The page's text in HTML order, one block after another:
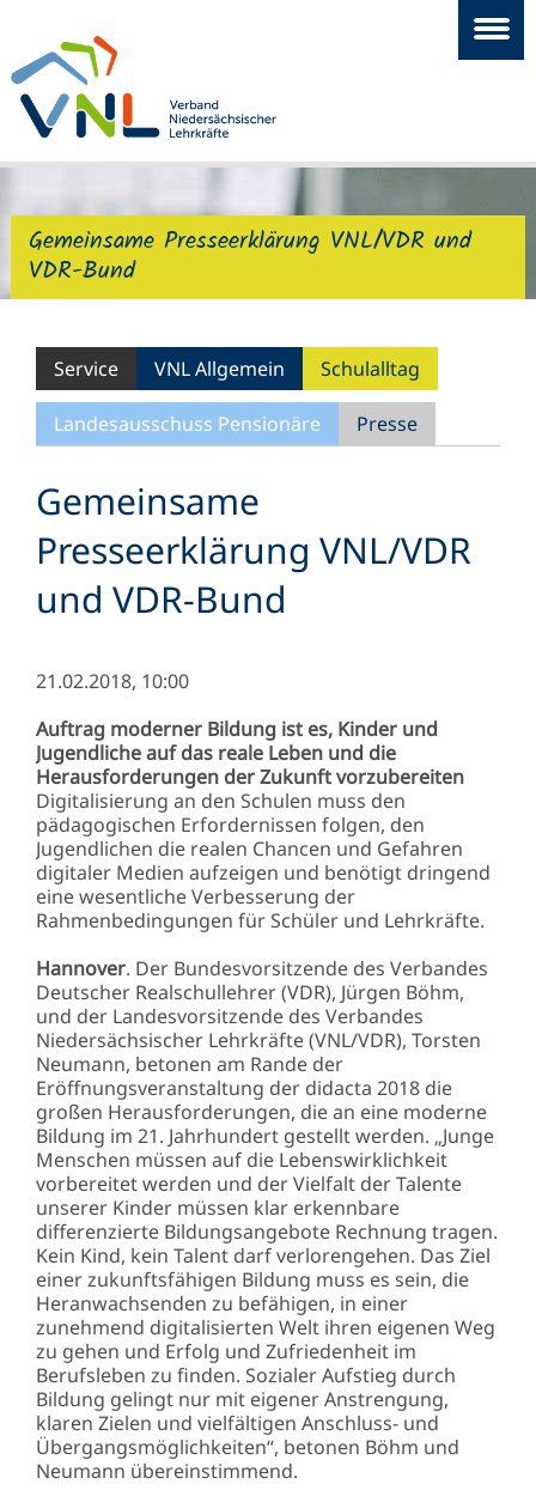
Gemeinsame Presseerklärung VNL/VDR und
VDR-Bund
Service VNL Allgemein Schulalltag
Landesausschuss Pensionäre Presse
Gemeinsame
Presseerklärung VNL/VDR
und VDR-Bund
21.02.2018, 10:00
Auftrag moderner Bildung ist es, Kinder und
Jugendliche auf das reale Leben und die
Herausforderungen der Zukunft vorzubereiten
Digitalisierung an den Schulen muss den
pädagogischen Erfordernissen folgen, den
Jugendlichen die realen Chancen und Gefahren
digitaler Medien aufzeigen und benötigt dringend
eine wesentliche Verbesserung der
Rahmenbedingungen für Schüler und Lehrkräfte.
Hannover. Der Bundesvorsitzende des Verbandes
Deutscher Realschullehrer (VDR), Jürgen Böhm,
und der Landesvorsitzende des Verbandes
Niedersächsischer Lehrkräfte (VNL/VDR), Torsten
Neumann, betonen am Rande der
Eröffnungsveranstaltung der didacta 2018 die
großen Herausforderungen, die an eine moderne
Bildung im 21. Jahrhundert gestellt werden. „Junge
Menschen müssen auf die Lebenswirklichkeit
vorbereitet werden und der Vielfalt der Talente
unserer Kinder müssen klar erkennbare
differenzierte Bildungsangebote Rechnung tragen.
Kein Kind, kein Talent darf verlorengehen. Das Ziel
einer zukunftsfähigen Bildung muss es sein, die
Heranwachsenden zu befähigen, in einer
zunehmend digitalisierten Welt ihren eigenen Weg
zu gehen und Erfolg und Zufriedenheit im
Berufsleben zu finden. Sozialer Aufstieg durch
Bildung gelingt nur mit eigener Anstrengung,
klaren Zielen und vielfältigen Anschluss- und
Übergangsmöglichkeiten“, betonen Böhm und
Neumann übereinstimmend.